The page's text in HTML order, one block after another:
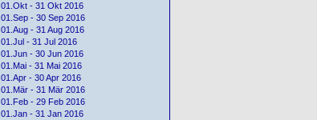
01.Okt - 31 Okt 2016
01.Sep - 30 Sep 2016
01.Aug - 31 Aug 2016
01.Jul - 31 Jul 2016
01.Jun - 30 Jun 2016
01.Mai - 31 Mai 2016
01.Apr - 30 Apr 2016
01.Mär - 31 Mär 2016
01.Feb - 29 Feb 2016
01.Jan - 31 Jan 2016